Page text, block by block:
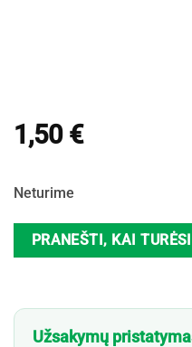
1,50 €
Neturime
PRANEŠTI, KAI
Užsakymų